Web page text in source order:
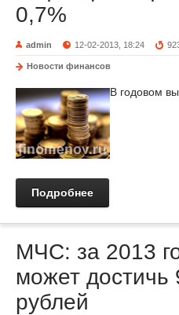
0,7%
admin 12-02-2013, 18:24
Новости финансов
В годовом
Подробнее
МЧС: за 2013
может достичь
рублей